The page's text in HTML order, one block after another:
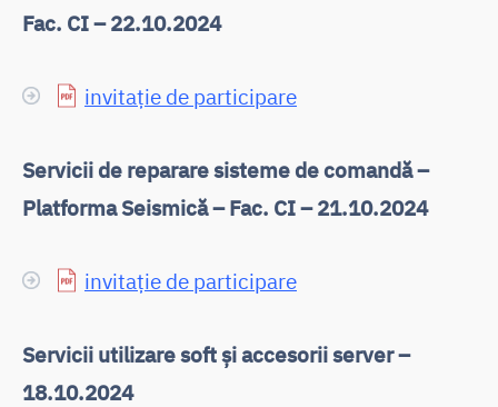
Fac. CI – 22.10.2024
invitație de participare
Servicii de reparare sisteme de comandă –
Platforma Seismică – Fac. CI – 21.10.2024
invitație de participare
Servicii utilizare soft și accesorii server –
18.10.2024